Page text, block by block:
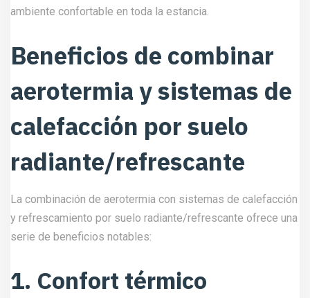
ambiente confortable en toda la estancia.
Beneficios de combinar
aerotermia y sistemas de
calefacción por suelo
radiante/refrescante
La combinación de aerotermia con sistemas de calefacción
y refrescamiento por suelo radiante/refrescante ofrece una
serie de beneficios notables:
1. Confort térmico